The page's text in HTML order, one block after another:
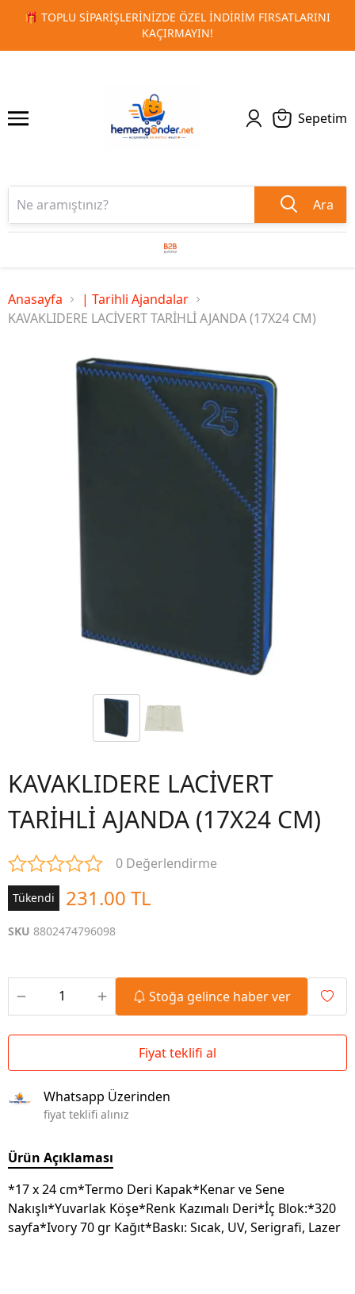
🚀 KURUMSAL PROMOSYON VE MATBAA
1 2
Sepetim
Ara
Anasayfa
| Tarihli Ajandalar
KAVAKLIDERE LACİVERT TARİHLİ AJANDA (17X24 CM)
KAVAKLIDERE LACİVERT
TARİHLİ AJANDA (17X24 CM)
0 Değerlendirme
Tükendi 231.00 TL
SKU 8802474796098
Stoğa gelince haber ver
Fiyat teklifi al
Whatsapp Üzerinden
fiyat teklifi alınız
Ürün Açıklaması
*17 x 24 cm*Termo Deri Kapak*Kenar ve Sene
Nakışlı*Yuvarlak Köşe*Renk Kazımalı Deri*İç Blok:*320
sayfa*Ivory 70 gr Kağıt*Baskı: Sıcak, UV, Serigrafi, Lazer